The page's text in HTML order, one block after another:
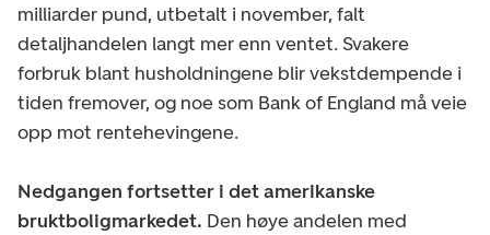
milliarder pund, utbetalt i november, falt
detaljhandelen langt mer enn ventet. Svakere
forbruk blant husholdningene blir vekstdempende i
tiden fremover, og noe som Bank of England må veie
opp mot rentehevingene.
Nedgangen fortsetter i det amerikanske
bruktboligmarkedet. Den høye andelen med